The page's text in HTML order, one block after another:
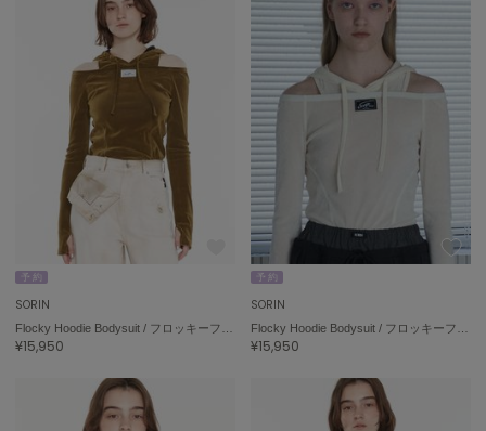
PATRICK
パトリック
Philly chocolate
フィリーチョコレート
poláura
PUMA
プーマ
予 約
SORIN
¥15,950
予 約
SORIN
¥15,950